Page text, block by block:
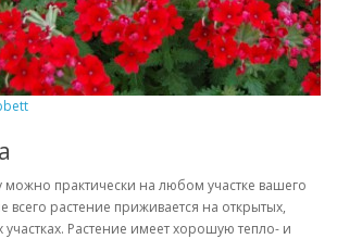
можно практически на любом участке вашего
всего растение приживается на открытых,
участках. Растение имеет хорошую тепло- и